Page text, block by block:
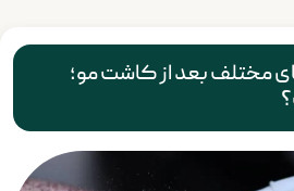
مختلف بعد از کاشت مو؛